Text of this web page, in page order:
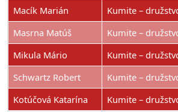
Macík Marián
Kumite –
Masrna Matúš
Kumite –
Mikula Mário
Kumite –
Schwartz Robert
Kumite –
Kotúčová Katarína
Kumite –